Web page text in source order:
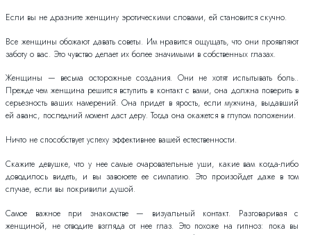
Если вы не дразните женщину эротическими словами, ей становится скучно.
Все женщины обожают давать советы. Им нравится ощущать, что они проявляют
заботу о вас. Это чувство делает их более значимыми в собственных глазах.
Женщины — весьма осторожные создания. Они не хотят испытывать боль..
Прежде чем женщина решится вступить в контакт с вами, она должна поверить в
серьезность ваших намерений. Она придет в ярость, если мужчина, выдавший
ей аванс, последний момент даст деру. Тогда она окажется в глупом положении.
Ничто не способствует успеху эффективнее вашей естественности.
Скажите девушке, что у нее самые очаровательные уши, какие вам когда-либо
доводилось видеть, и вы завоюете ее симпатию. Это произойдет даже в том
случае, если вы покривили душой.
Самое важное при знакомстве — визуальный контакт. Разговаривая с
женщиной, не отводите взгляда от нее глаз. Это похоже на гипноз: пока вы